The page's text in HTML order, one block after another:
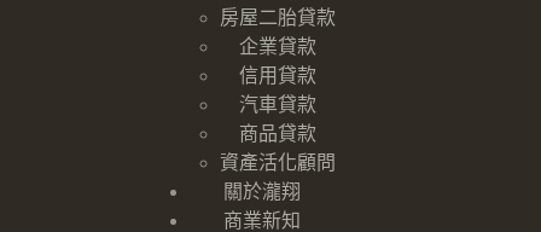
房屋二胎貸款
企業貸款
信用貸款
汽車貸款
商品貸款
資產活化顧問
關於瀧翔
商業新知